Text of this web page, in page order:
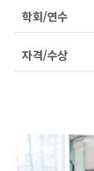
학회/연수
자격/수상